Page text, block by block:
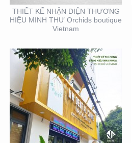
THIẾT KẾ NHẬN DIỆN THƯƠNG
HIỆU MINH THƯ Orchids boutique
Vietnam
SẢN XUẤT STANDEE TẠI
TP. HỒ CHÍ MINH